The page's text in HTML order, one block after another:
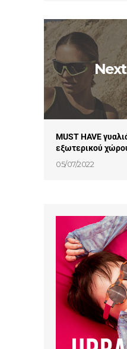
MUST HAVE
εξωτερικού
05/07/2022